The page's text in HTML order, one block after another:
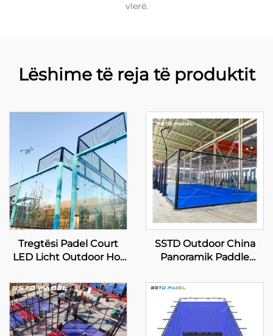
vlerë.
Lëshime të reja të produktit
Tregtësi Padel Court
LED Licht Outdoor Hot
Full View Panoramik
Paddle Court 001-1
SSTD Outdoor China
Panoramik Paddle
Manufacturer Klasik
Padel Court Teknologji
e Parëdritshme për
Padel Club 001-2